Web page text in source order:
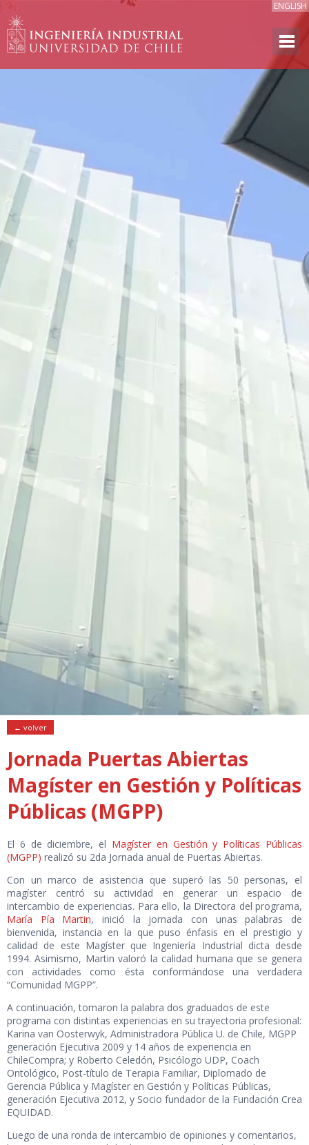
ENGLISH
← volver
Jornada Puertas Abiertas
Magíster en Gestión y Políticas
Públicas (MGPP)
El 6 de diciembre, el Magíster en Gestión y Políticas Públicas
(MGPP) realizó su 2da Jornada anual de Puertas Abiertas.
Con un marco de asistencia que superó las 50 personas, el
magíster centró su actividad en generar un espacio de
intercambio de experiencias. Para ello, la Directora del programa,
María Pía Martin, inició la jornada con unas palabras de
bienvenida, instancia en la que puso énfasis en el prestigio y
calidad de este Magíster que Ingeniería Industrial dicta desde
1994. Asimismo, Martin valoró la calidad humana que se genera
con actividades como ésta conformándose una verdadera
“Comunidad MGPP”.
A continuación, tomaron la palabra dos graduados de este
programa con distintas experiencias en su trayectoria profesional:
Karina van Oosterwyk, Administradora Pública U. de Chile, MGPP
generación Ejecutiva 2009 y 14 años de experiencia en
ChileCompra; y Roberto Celedón, Psicólogo UDP, Coach
Ontológico, Post-título de Terapia Familiar, Diplomado de
Gerencia Pública y Magíster en Gestión y Políticas Públicas,
generación Ejecutiva 2012, y Socio fundador de la Fundación Crea
EQUIDAD.
Luego de una ronda de intercambio de opiniones y comentarios,